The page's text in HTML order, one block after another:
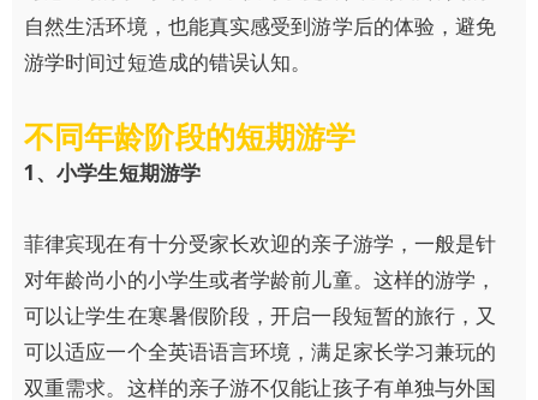
自然生活环境，也能真实感受到游学后的体验，避免
游学时间过短造成的错误认知。
不同年龄阶段的短期游学
1、小学生短期游学
菲律宾现在有十分受家长欢迎的亲子游学，一般是针
对年龄尚小的小学生或者学龄前儿童。这样的游学，
可以让学生在寒暑假阶段，开启一段短暂的旅行，又
可以适应一个全英语语言环境，满足家长学习兼玩的
双重需求。这样的亲子游不仅能让孩子有单独与外国